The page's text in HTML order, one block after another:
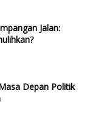
Jalan:
Depan Politik